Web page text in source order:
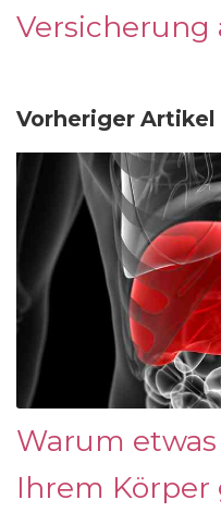
Versicherung
Vorheriger Artikel
Warum
Ihrem